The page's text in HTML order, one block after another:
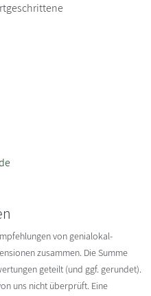
von genialokal-
zusammen. Die Summe
geteilt (und ggf. gerundet).
uns nicht überprüft. Eine